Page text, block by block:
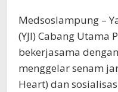
Medsoslampung –
(YJI) Cabang Utama
bekerjasama
menggelar senam
Heart) dan